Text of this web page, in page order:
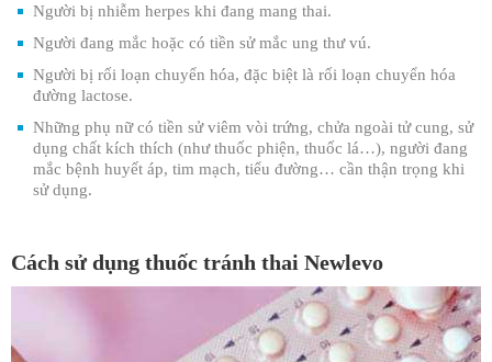
Người bị nhiễm herpes khi đang mang thai.
Người đang mắc hoặc có tiền sử mắc ung thư vú.
Người bị rối loạn chuyển hóa, đặc biệt là rối loạn chuyển hóa
đường lactose.
Những phụ nữ có tiền sử viêm vòi trứng, chửa ngoài tử cung, sử
dụng chất kích thích (như thuốc phiện, thuốc lá…), người đang
mắc bệnh huyết áp, tim mạch, tiểu đường… cần thận trọng khi
sử dụng.
Cách sử dụng thuốc tránh thai Newlevo